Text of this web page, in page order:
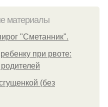
материалы
"Сметанник".
при рвоте:
(без